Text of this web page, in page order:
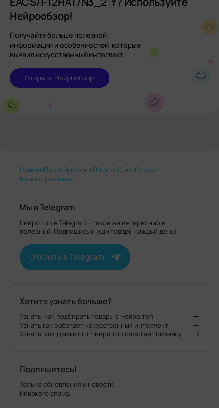
Нейрообзор!
Получайте больше полезной
информации и особенностей, которые
выявил искусственный интеллект.
Открыть Нейрообзор
ГлавнаяПоискРейтингиПомощьО насСтатус
Бизнес-решения
Мы в Telegram
Нейро.топ в Telegram - такой же интересный и
полезный. Подпишись и ищи товары каждый день!
Открыть в Telegram
Хотите узнать больше?
Узнать, как подбирать товары с Нейро.топ
Узнать как работает искусственный интеллект
Узнать, как Движет от Нейро.топ помогает бизнесу
Подпишитесь!
Только обновления и новости.
Никакого спама.